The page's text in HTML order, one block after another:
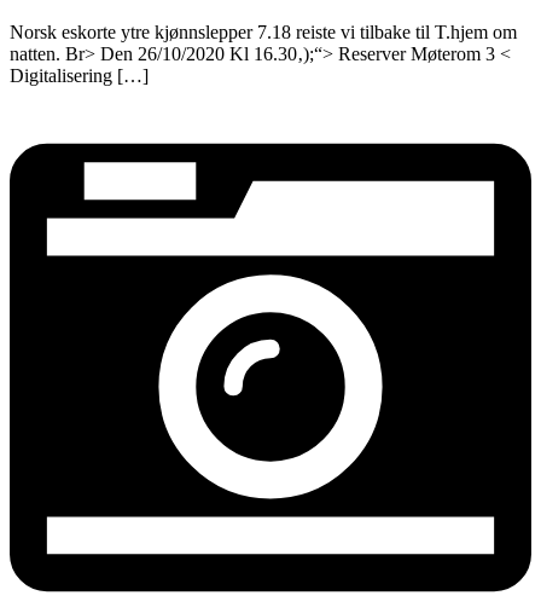
Norsk eskorte ytre kjønnslepper 7.18 reiste vi tilbake til T.hjem om
natten. Br> Den 26/10/2020 Kl 16.30‚);“> Reserver Møterom 3 <
Digitalisering […]